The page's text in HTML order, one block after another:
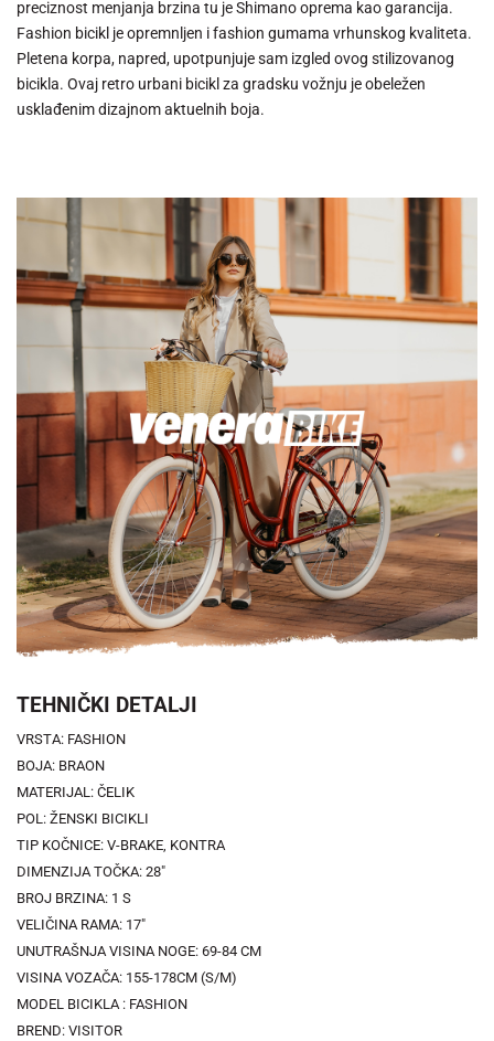
preciznost menjanja brzina tu je Shimano oprema kao garancija.
Fashion bicikl je opremnljen i fashion gumama vrhunskog kvaliteta.
Pletena korpa, napred, upotpunjuje sam izgled ovog stilizovanog
bicikla. Ovaj retro urbani bicikl za gradsku vožnju je obeležen
usklađenim dizajnom aktuelnih boja.
TEHNIČKI DETALJI
VRSTA: FASHION
BOJA: BRAON
MATERIJAL: ČELIK
POL: ŽENSKI BICIKLI
TIP KOČNICE: V-BRAKE, KONTRA
DIMENZIJA TOČKA: 28"
BROJ BRZINA: 1 S
VELIČINA RAMA: 17"
UNUTRAŠNJA VISINA NOGE: 69-84 CM
VISINA VOZAČA: 155-178CM (S/M)
MODEL BICIKLA : FASHION
BREND: VISITOR